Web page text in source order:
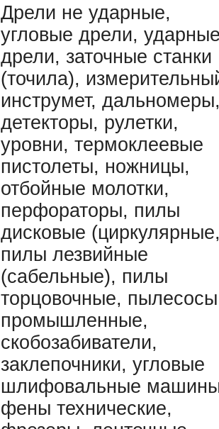
Дрели не ударные,
угловые дрели,
дрели, заточные станки
(точила),
инструмет,
детекторы, рулетки,
уровни, термоклеевые
пистолеты, ножницы,
отбойные молотки,
перфораторы, пилы
дисковые
пилы лезвийные
(сабельные), пилы
торцовочные, пылесосы
промышленные,
скобозабиватели,
заклепочники, угловые
шлифовальные
фены технические,